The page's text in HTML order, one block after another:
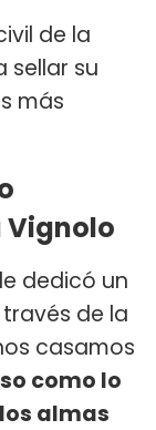
de la
sellar su
más
Vignolo
le dedicó un
de la
casamos
como lo
almas